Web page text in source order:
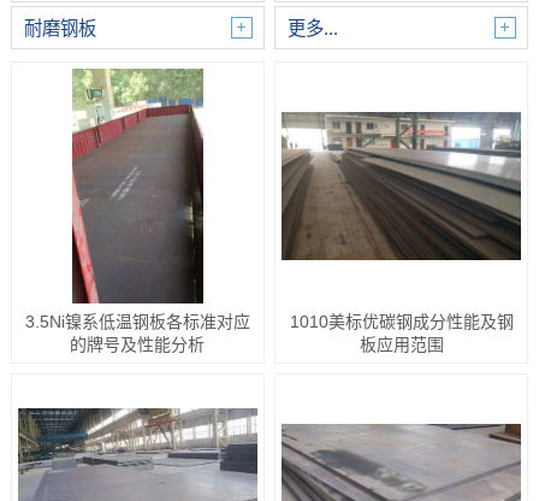
耐磨钢板 更多...
3.5Ni镍系低温钢板各标准对应
的牌号及性能分析
1010美标优碳钢成分性能及钢
板应用范围